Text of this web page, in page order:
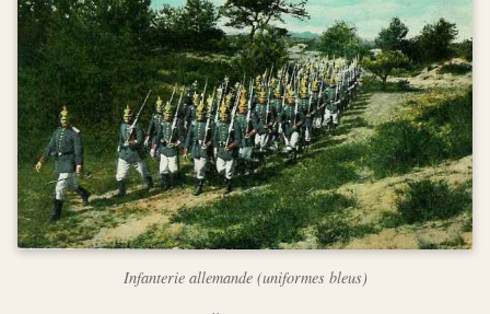
Infanterie allemande (uniformes bleus)